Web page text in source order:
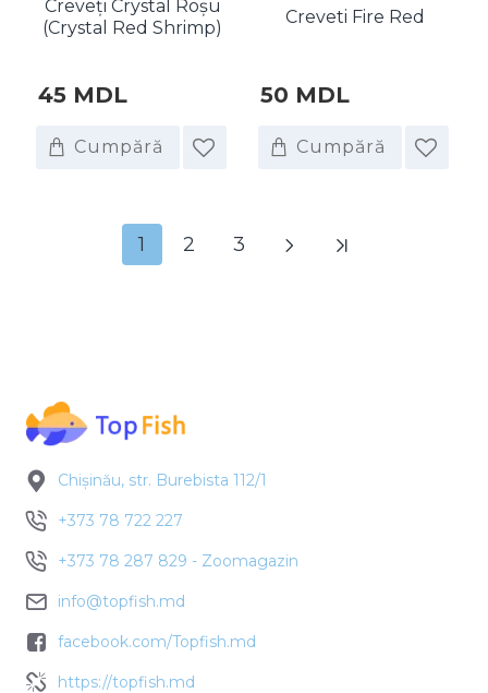
Creveți Crystal Rоșu
(Crystal Red Shrimp)
45 MDL
Cumpără
Creveti Fire Red
50 MDL
Cumpără
1 2 3
Chișinău, str. Burebista 112/1
+373 78 722 227
+373 78 287 829 - Zoomagazin
info@topfish.md
facebook.com/Topfish.md
https://topfish.md